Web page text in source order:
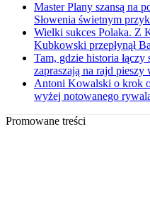
Master Plany szansą na
Słowenia świetnym
Wielki sukces Polaka. Z
Kubkowski przepłynął
Tam, gdzie historia
zapraszają na rajd
Antoni Kowalski o krok
wyżej notowanego
Promowane treści